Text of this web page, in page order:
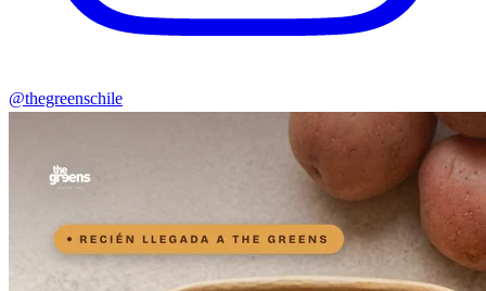
@thegreenschile